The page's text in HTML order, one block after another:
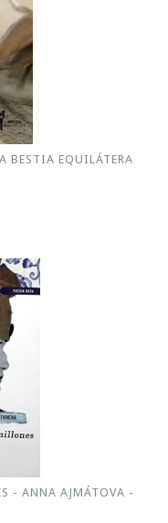
BESTIA EQUILÁTERA
- ANNA AJMÁTOVA -